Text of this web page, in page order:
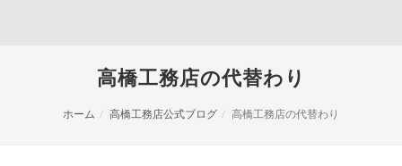
高橋工務店の代替わり
ホーム 高橋工務店公式ブログ 高橋工務店の代替わり